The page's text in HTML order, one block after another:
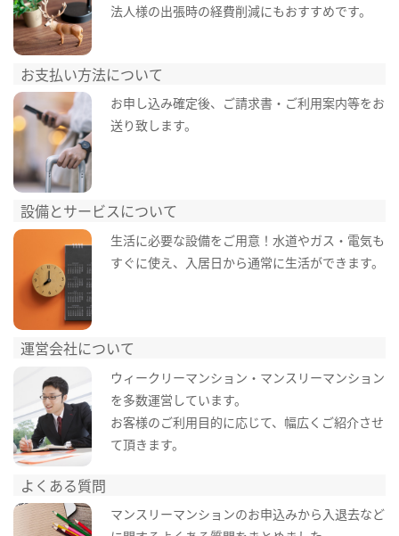
法人様の出張時の経費削減にもおすすめです。
お支払い方法について
お申し込み確定後、ご請求書・ご利用案内等をお
送り致します。
設備とサービスについて
生活に必要な設備をご用意！水道やガス・電気も
すぐに使え、入居日から通常に生活ができます。
運営会社について
ウィークリーマンション・マンスリーマンション
を多数運営しています。
お客様のご利用目的に応じて、幅広くご紹介させ
て頂きます。
よくある質問
マンスリーマンションのお申込みから入退去など